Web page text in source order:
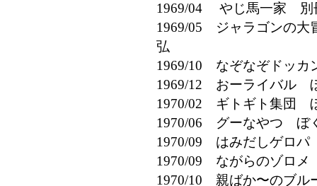
1969/04 やじ馬一家 別
1969/05 ジャラゴンの
弘
1969/10 なぞなぞドッ
1969/12 おーライバル
1970/02 ギトギト集団
1970/06 グーなやつ ぼ
1970/09 はみだしゲロ
1970/09 ながらのゾロ
1970/10 親ばか〜のブル